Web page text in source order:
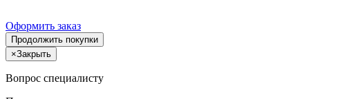
Оформить заказ
Продолжить покупки
×Закрыть
Вопрос специалисту